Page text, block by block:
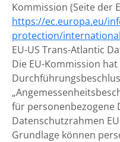
Kommission (Seite der
https://ec.europa.eu/
protection/
EU-US Trans-Atlantic
Die EU-Kommission
für personenbezogene
Datenschutzrahmen
Grundlage können